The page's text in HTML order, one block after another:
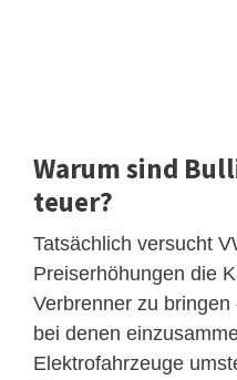
Warum sind
teuer?
Tatsächlich versucht
Preiserhöhungen die
Verbrenner zu
bei denen
Elektrofahrzeuge